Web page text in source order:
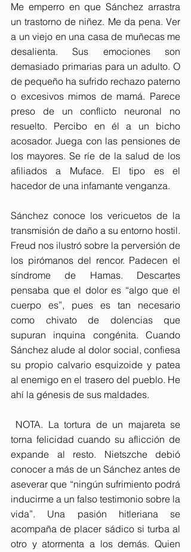
Me emperro en que Sánchez arrastra
un trastorno de niñez. Me da pena. Ver
a un viejo en una casa de muñecas me
desalienta. Sus emociones son
demasiado primarias para un adulto. O
de pequeño ha sufrido rechazo paterno
o excesivos mimos de mamá. Parece
preso de un conflicto neuronal no
resuelto. Percibo en él a un bicho
acosador. Juega con las pensiones de
los mayores. Se ríe de la salud de los
afiliados a Muface. El tipo es el
hacedor de una infamante venganza.
Sánchez conoce los vericuetos de la
transmisión de daño a su entorno hostil.
Freud nos ilustró sobre la perversión de
los pirómanos del rencor. Padecen el
síndrome de Hamas. Descartes
pensaba que el dolor es “algo que el
cuerpo es”, pues es tan necesario
como chivato de dolencias que
supuran inquina congénita. Cuando
Sánchez alude al dolor social, confiesa
su propio calvario esquizoide y patea
al enemigo en el trasero del pueblo. He
ahí la génesis de sus maldades.
NOTA. La tortura de un majareta se
torna felicidad cuando su aflicción de
expande al resto. Nietszche debió
conocer a más de un Sánchez antes de
aseverar que “ningún sufrimiento podrá
inducirme a un falso testimonio sobre la
vida”. Una pasión hitleriana se
acompaña de placer sádico si turba al
otro y atormenta a los demás. Quien